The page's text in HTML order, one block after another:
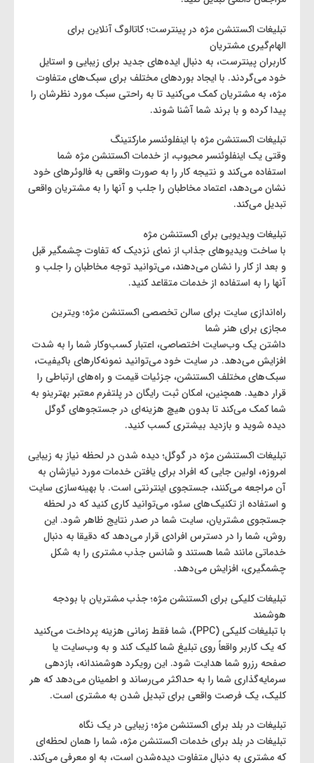
تبلیغات اکستنشن مژه در پینترست؛ کاتالوگ آنلاین برای
الهام‌گیری مشتریان
کاربران پینترست، به دنبال ایده‌های جدید برای زیبایی و استایل
خود می‌گردند. با ایجاد بوردهای مختلف برای سبک‌های متفاوت
مژه، به مشتریان کمک می‌کنید تا به راحتی سبک مورد نظرشان را
پیدا کرده و با برند شما آشنا شوند.
تبلیغات اکستنشن مژه با اینفلوئنسر مارکتینگ
وقتی یک اینفلوئنسر محبوب، از خدمات اکستنشن مژه شما
استفاده می‌کند و نتیجه کار را به صورت واقعی به فالوئرهای خود
نشان می‌دهد، اعتماد مخاطبان را جلب و آنها را به مشتریان واقعی
تبدیل می‌کند.
تبلیغات ویدیویی برای اکستنشن مژه
با ساخت ویدیوهای جذاب از نمای نزدیک که تفاوت چشمگیر قبل
و بعد از کار را نشان می‌دهند، می‌توانید توجه مخاطبان را جلب و
آنها را به استفاده از خدمات متقاعد کنید.
راه‌اندازی سایت برای سالن تخصصی اکستنشن مژه؛ ویترین
مجازی برای هنر شما
داشتن یک وب‌سایت اختصاصی، اعتبار کسب‌وکار شما را به شدت
افزایش می‌دهد. در سایت خود می‌توانید نمونه‌کارهای باکیفیت،
سبک‌های مختلف اکستنشن، جزئیات قیمت و راه‌های ارتباطی را
قرار دهید. همچنین، امکان ثبت رایگان در پلتفرم معتبر بهترینو به
شما کمک می‌کند تا بدون هیچ هزینه‌ای در جستجوهای گوگل
دیده شوید و بازدید بیشتری کسب کنید.
تبلیغات اکستنشن مژه در گوگل؛ دیده شدن در لحظه نیاز به زیبایی
امروزه، اولین جایی که افراد برای یافتن خدمات مورد نیازشان به
آن مراجعه می‌کنند، جستجوی اینترنتی است. با بهینه‌سازی سایت
و استفاده از تکنیک‌های سئو، می‌توانید کاری کنید که در لحظه
جستجوی مشتریان، سایت شما در صدر نتایج ظاهر شود. این
روش، شما را در دسترس افرادی قرار می‌دهد که دقیقا به دنبال
خدماتی مانند شما هستند و شانس جذب مشتری را به شکل
چشمگیری، افزایش می‌دهد.
تبلیغات کلیکی برای اکستنشن مژه؛ جذب مشتریان با بودجه
هوشمند
با تبلیغات کلیکی (PPC)، شما فقط زمانی هزینه پرداخت می‌کنید
که یک کاربر واقعاً روی تبلیغ شما کلیک کند و به وب‌سایت یا
صفحه رزرو شما هدایت شود. این رویکرد هوشمندانه، بازدهی
سرمایه‌گذاری شما را به حداکثر می‌رساند و اطمینان می‌دهد که هر
کلیک، یک فرصت واقعی برای تبدیل شدن به مشتری است.
تبلیغات در بلد برای اکستنشن مژه؛ زیبایی در یک نگاه
تبلیغات در بلد برای خدمات اکستنشن مژه، شما را همان لحظه‌ای
که مشتری به دنبال متفاوت دیده‌شدن است، به او معرفی می‌کند.